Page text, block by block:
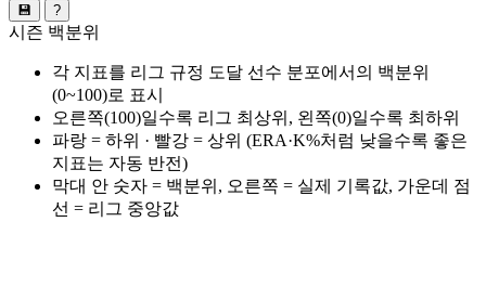
💾 ?
시즌 백분위
각 지표를 리그 규정 도달 선수 분포에서의 백분위
(0~100)로 표시
오른쪽(100)일수록 리그 최상위, 왼쪽(0)일수록 최하위
파랑 = 하위 · 빨강 = 상위 (ERA·K%처럼 낮을수록 좋은
지표는 자동 반전)
막대 안 숫자 = 백분위, 오른쪽 = 실제 기록값, 가운데 점
선 = 리그 중앙값